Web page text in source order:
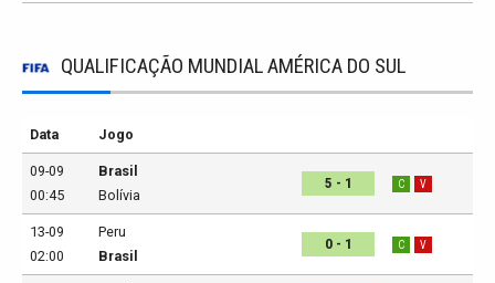
QUALIFICAÇÃO MUNDIAL AMÉRICA DO SUL
Data Jogo
09-09
00:45
Brasil
Bolívia
5 - 1 C V
13-09
02:00
Peru
Brasil
0 - 1 C V